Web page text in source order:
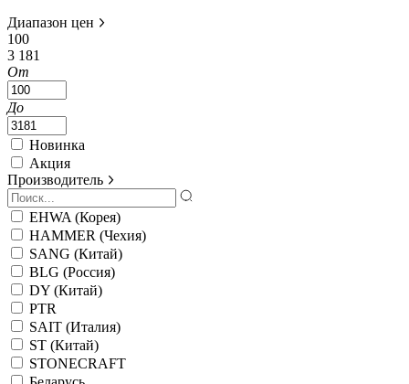
Диапазон цен
100
3 181
От
До
Новинка
Акция
Производитель
EHWA (Корея)
HAMMER (Чехия)
SANG (Китай)
BLG (Россия)
DY (Китай)
PTR
SAIT (Италия)
ST (Китай)
STONECRAFT